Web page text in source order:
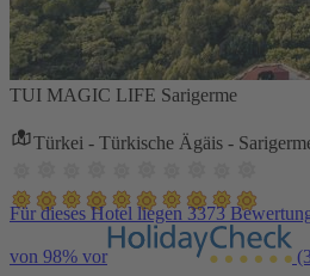
TUI MAGIC LIFE Sarigerme
Türkei - Türkische Ägäis -
Für dieses Hotel liegen 3373
von 98% vor